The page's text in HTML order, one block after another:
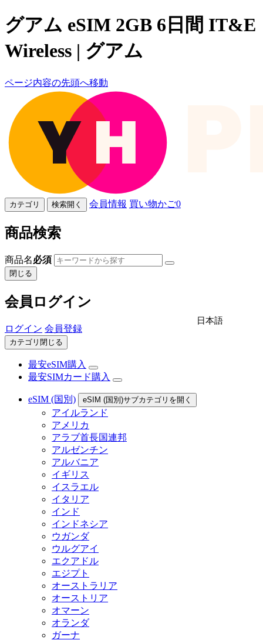
グアム eSIM 2GB 6日間 IT&E
Wireless | グアム
ページ内容の先頭へ移動
カテゴリ 検索開く 会員情報 買い物かご0
商品検索
商品名必須
閉じる
会員ログイン
ログイン 会員登録
日本語
カテゴリ閉じる
最安eSIM購入
最安SIMカード購入
eSIM (国別) eSIM (国別)サブカテゴリを開く
アイルランド
アメリカ
アラブ首長国連邦
アルゼンチン
アルバニア
イギリス
イスラエル
イタリア
インド
インドネシア
ウガンダ
ウルグアイ
エクアドル
エジプト
オーストラリア
オーストリア
オマーン
オランダ
ガーナ